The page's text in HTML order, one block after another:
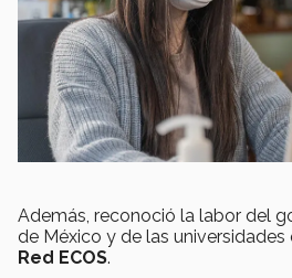
Además, reconoció la labor del
de México y de las
Red ECOS.